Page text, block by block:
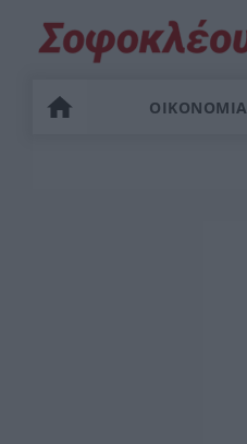
ΟΙΚΟΝΟΜΙΑ